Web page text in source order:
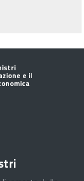
e il